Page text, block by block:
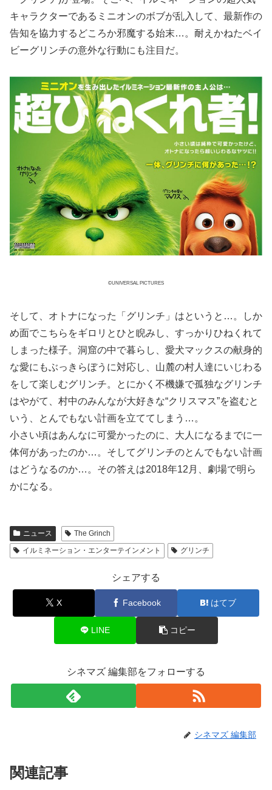
キャラクターであるミニオンのボブが乱入して、最新作の
告知を協力するどころか邪魔する始末…。耐えかねたベイ
ビーグリンチの意外な行動にも注目だ。
©UNIVERSAL PICTURES
そして、オトナになった「グリンチ」はというと…。しか
め面でこちらをギロリとひと睨みし、すっかりひねくれて
しまった様子。洞窟の中で暮らし、愛犬マックスの献身的
な愛にもぶっきらぼうに対応し、山麓の村人達にいじわる
をして楽しむグリンチ。とにかく不機嫌で孤独なグリンチ
はやがて、村中のみんなが大好きな“クリスマス”を盗むと
いう、とんでもない計画を立ててしまう…。
小さい頃はあんなに可愛かったのに、大人になるまでに一
体何があったのか…。そしてグリンチのとんでもない計画
はどうなるのか…。その答えは2018年12月、劇場で明ら
かになる。
ニュース
The Grinch
イルミネーション・エンターテインメント
グリンチ
シェアする
X Facebook はてブ
LINE コピー
シネマズ 編集部をフォローする
シネマズ 編集部
関連記事